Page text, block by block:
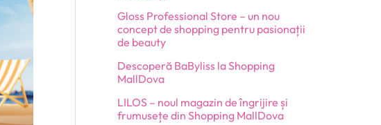
Gloss Professional Store – un nou
concept de shopping pentru pasionații
de beauty
Descoperă BaByliss la Shopping
MallDova
LILOS – noul magazin de îngrijire și
frumusețe din Shopping MallDova